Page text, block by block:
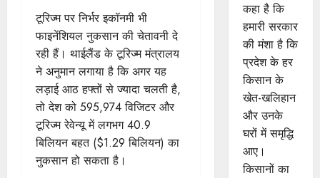
टूरिज्म पर निर्भर इकॉनमी भी
फाइनेंशियल नुकसान की चेतावनी दे
रही हैं। थाईलैंड के टूरिज्म मंत्रालय
ने अनुमान लगाया है कि अगर यह
लड़ाई आठ हफ्तों से ज्यादा चलती है,
तो देश को 595,974 विजिटर और
टूरिज्म रेवेन्यू में लगभग 40.9
बिलियन बहत ($1.29 बिलियन) का
नुकसान हो सकता है।
कहा है कि
हमारी सरकार
की मंशा है कि
प्रदेश के हर
किसान के
खेत-खलिहान
और उनके
घरों में समृद्धि
आए।
किसानों का